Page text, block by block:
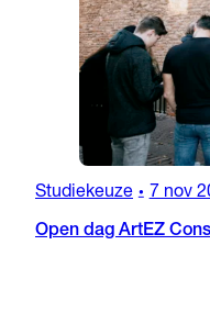
Studiekeuze • 7 nov
Open dag ArtEZ